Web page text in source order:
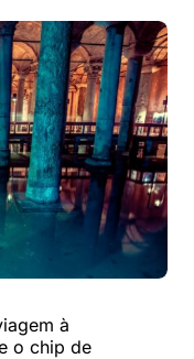
à
o chip de